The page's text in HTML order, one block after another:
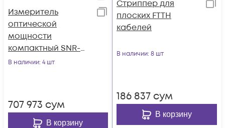
Измеритель
оптической
мощности
компактный SNR-
PMT-26V
В наличии: 4 шт
707 973 сум
В корзину
Стриппер для
плоских FTTH
кабелей
В наличии: 8 шт
186 837 сум
В корзину